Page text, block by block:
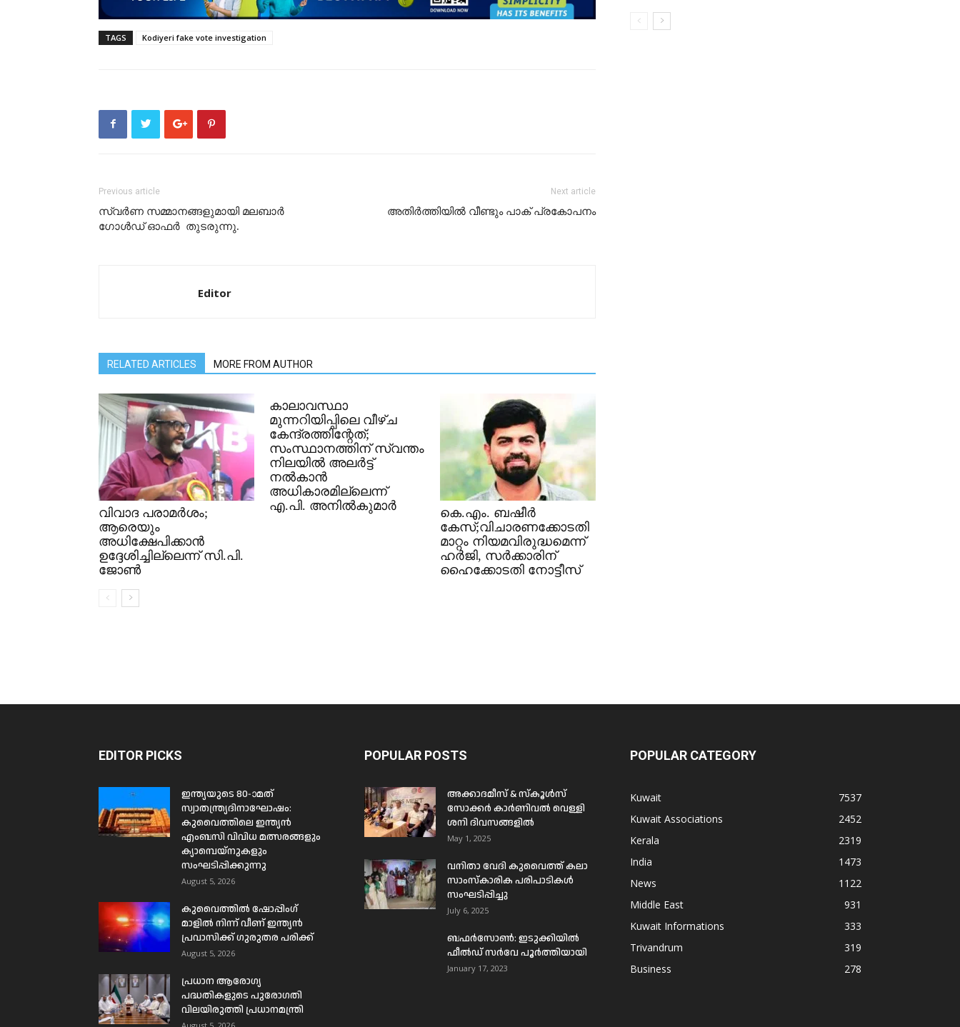
TAGS Kodiyeri fake vote investigation
Previous article
സ്വർണ സമ്മാനങ്ങളുമായി മലബാർ
ഗോൾഡ് ഓഫർ തുടരുന്നു.
Next article
അതിർത്തിയിൽ വീണ്ടും പാക് പ്രകോപനം
Editor
RELATED ARTICLES MORE FROM AUTHOR
വിവാദ പരാമർശം;
ആരെയും
അധിക്ഷേപിക്കാൻ
ഉദ്ദേശിച്ചില്ലെന്ന് സി.പി.
ജോൺ
കാലാവസ്ഥാ
മുന്നറിയിപ്പിലെ വീഴ്ച
കേന്ദ്രത്തിന്റേത്;
സംസ്ഥാനത്തിന് സ്വന്തം
നിലയിൽ അലർട്ട്
നൽകാൻ
അധികാരമില്ലെന്ന്
എ.പി. അനിൽകുമാർ
കെ.എം. ബഷീർ
കേസ്;വിചാരണക്കോടതി
മാറ്റം നിയമവിരുദ്ധമെന്ന്
ഹർജി, സർക്കാരിന്
ഹൈക്കോടതി നോട്ടീസ്
EDITOR PICKS
ഇന്ത്യയുടെ 80-ാമത്
സ്വാതന്ത്ര്യദിനാഘോഷം:
കുവൈത്തിലെ ഇന്ത്യൻ
എംബസി വിവിധ മത്സരങ്ങളും
ക്യാമ്പെയ്‌നുകളും
സംഘടിപ്പിക്കുന്നു
August 5, 2026
കുവൈത്തിൽ ഷോപ്പിംഗ്
മാളിൽ നിന്ന് വീണ് ഇന്ത്യൻ
പ്രവാസിക്ക് ഗുരുതര പരിക്ക്
August 5, 2026
പ്രധാന ആരോഗ്യ
പദ്ധതികളുടെ പുരോഗതി
വിലയിരുത്തി പ്രധാനമന്ത്രി
POPULAR POSTS
അക്കാദമീസ് & സ്കൂൾസ്
സോക്കർ കാർണിവൽ വെള്ളി
ശനി ദിവസങ്ങളിൽ
May 1, 2025
വനിതാ വേദി കുവൈത്ത് കലാ
സാംസ്കാരിക പരിപാടികൾ
സംഘടിപ്പിച്ചു
July 6, 2025
ബഫര്‍സോണ്‍: ഇടുക്കിയില്‍
ഫീല്‍ഡ് സര്‍വേ പൂര്‍ത്തിയായി
January 17, 2023
POPULAR CATEGORY
Kuwait
7537
Kuwait Associations
2452
Kerala
2319
India
1473
News
1122
Middle East
931
Kuwait Informations
333
Trivandrum
319
Business
278